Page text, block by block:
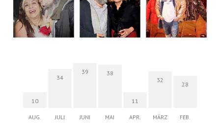
10
AUG.
34
JULI
39
JUNI
38
MAI
11
APR.
32
MÄRZ
28
FEB.